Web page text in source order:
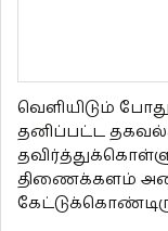
வெளியிடும்
தனிப்பட்ட
திணைக்களம்